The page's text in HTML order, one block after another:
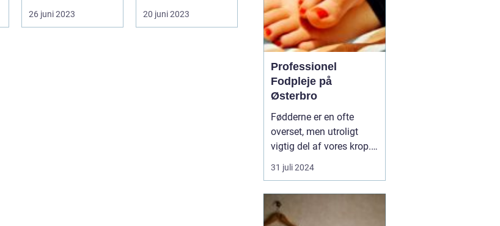
26 juni 2023
skønhedsindustri.
De fles...
20 juni 2023
Professionel
Fodpleje på
Østerbro
Fødderne er en ofte
overset, men utroligt
vigtig del af vores krop.
De bærer os gennem
livet, fra de første
barn til de tusindvis af
skridt vi tager hver dag
31 juli 2024